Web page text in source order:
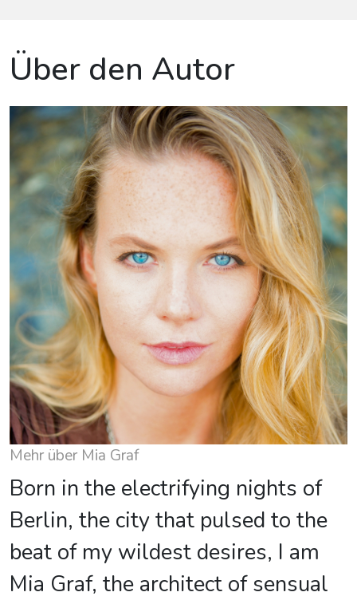
Über den Autor
Mehr über Mia Graf
Born in the electrifying nights of
Berlin, the city that pulsed to the
beat of my wildest desires, I am
Mia Graf, the architect of sensual